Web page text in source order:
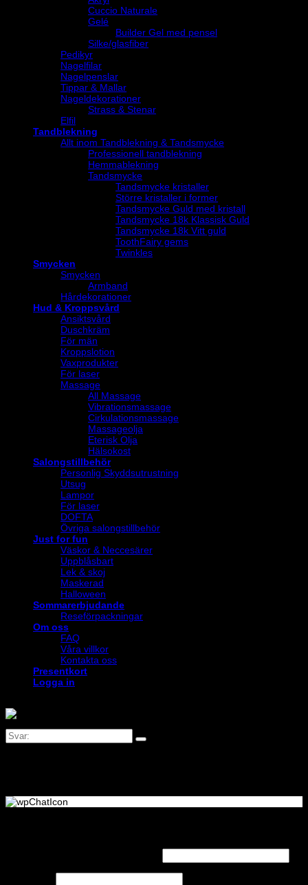
Cuccio Naturale
Gelé
Builder Gel med pensel
Silke/glasfiber
Pedikyr
Nagelfilar
Nagelpenslar
Tippar & Mallar
Nageldekorationer
Strass & Stenar
Elfil
Tandblekning
Allt inom Tandblekning & Tandsmycke
Professionell tandblekning
Hemmablekning
Tandsmycke
Tandsmycke kristaller
Större kristaller i former
Tandsmycke Guld med kristall
Tandsmycke 18k Klassisk Guld
Tandsmycke 18k Vitt guld
ToothFairy gems
Twinkles
Smycken
Smycken
Armband
Hårdekorationer
Hud & Kroppsvård
Ansiktsvård
Duschkräm
För män
Kroppslotion
Vaxprodukter
För laser
Massage
All Massage
Vibrationsmassage
Cirkulationsmassage
Massageolja
Eterisk Olja
Hälsokost
Salongstillbehör
Personlig Skyddsutrustning
Utsug
Lampor
För laser
DOFTA
Övriga salongstillbehör
Just for fun
Väskor & Neccesärer
Uppblåsbart
Lek & skoj
Maskerad
Halloween
Sommarerbjudande
Reseförpackningar
Om oss
FAQ
Våra villkor
Kontakta oss
Presentkort
Logga in